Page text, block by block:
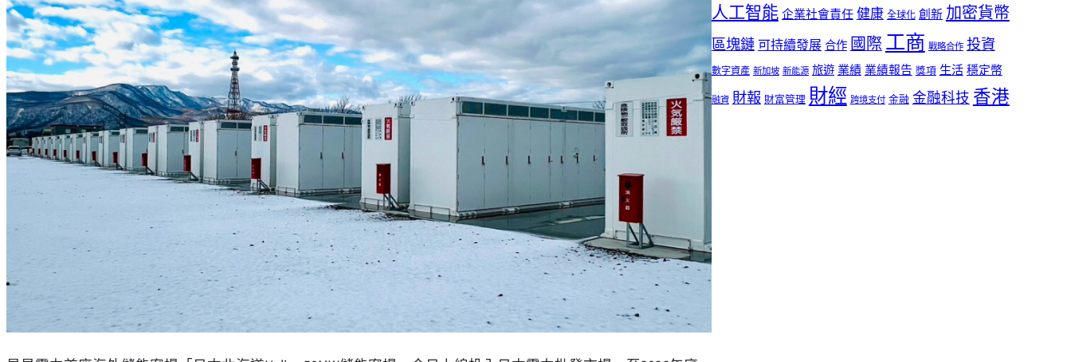
人工智能企業社會責任健康 全球化 創新 加密貨幣
區塊鏈可持續發展合作國際工商 戰略合作 投資
數字資產 新加坡 新能源 旅遊業績業績報告 獎項 生活穩定幣
融資 財報 財富管理 財經 跨境支付 金融 金融科技香港